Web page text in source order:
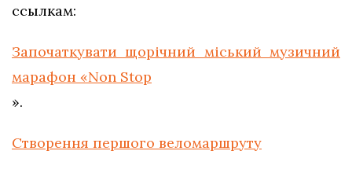
ссылкам:
Започаткувати щорічний міський музичний
марафон «Non Stop
».
Створення першого веломаршруту